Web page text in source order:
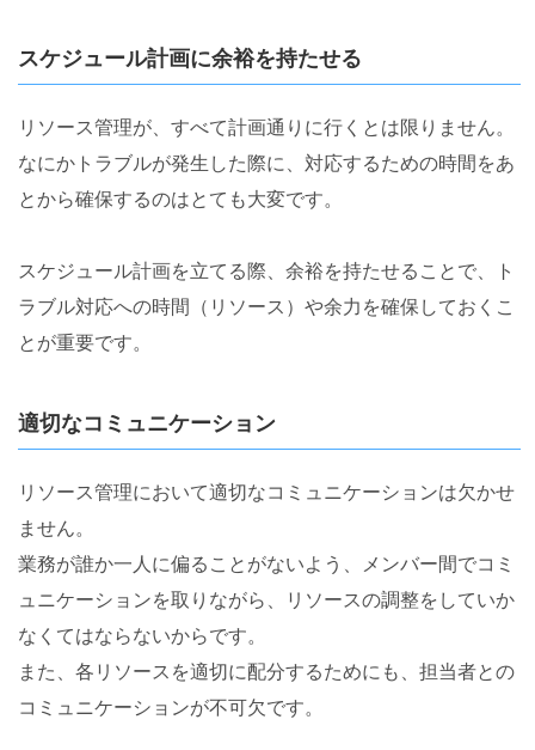
スケジュール計画に余裕を持たせる
リソース管理が、すべて計画通りに行くとは限りません。
なにかトラブルが発生した際に、対応するための時間をあ
とから確保するのはとても大変です。
スケジュール計画を立てる際、余裕を持たせることで、ト
ラブル対応への時間（リソース）や余力を確保しておくこ
とが重要です。
適切なコミュニケーション
リソース管理において適切なコミュニケーションは欠かせ
ません。
業務が誰か一人に偏ることがないよう、メンバー間でコミ
ュニケーションを取りながら、リソースの調整をしていか
なくてはならないからです。
また、各リソースを適切に配分するためにも、担当者との
コミュニケーションが不可欠です。